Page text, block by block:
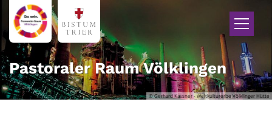
Zum Inhalt springen
© Gerhard Kassner - Weltkulturerbe Völklinger Hütte
Pastoraler Raum Völklingen